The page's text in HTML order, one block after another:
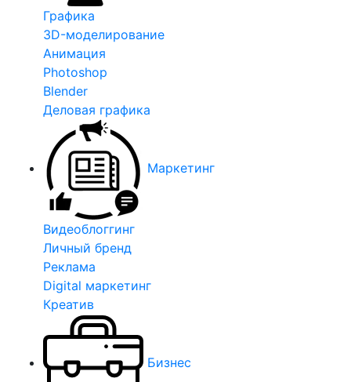
Графика
3D-моделирование
Анимация
Photoshop
Blender
Деловая графика
Маркетинг
Видеоблоггинг
Личный бренд
Реклама
Digital маркетинг
Креатив
Бизнес